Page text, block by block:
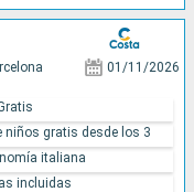
01/11/2026
niños gratis desde los 3
italiana
incluidas